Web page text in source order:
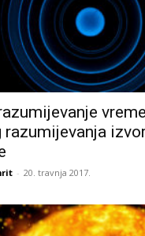
razumijevanja
- 20. travnja 2017.